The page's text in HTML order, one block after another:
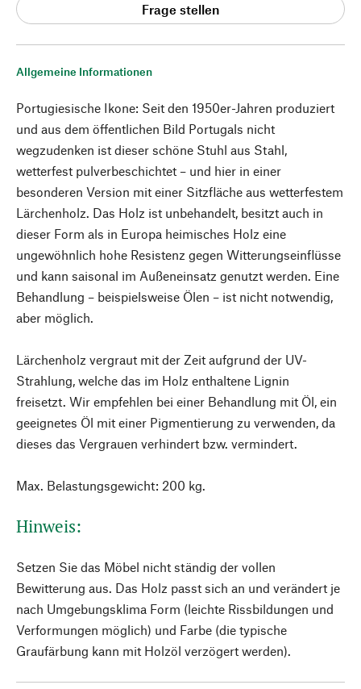
Allgemeine Informationen
Portugiesische Ikone: Seit den 1950er-Jahren produziert
und aus dem öffentlichen Bild Portugals nicht
wegzudenken ist dieser schöne Stuhl aus Stahl,
wetterfest pulverbeschichtet – und hier in einer
besonderen Version mit einer Sitzfläche aus wetterfestem
Lärchenholz. Das Holz ist unbehandelt, besitzt auch in
dieser Form als in Europa heimisches Holz eine
ungewöhnlich hohe Resistenz gegen Witterungseinflüsse
und kann saisonal im Außeneinsatz genutzt werden. Eine
Behandlung – beispielsweise Ölen – ist nicht notwendig,
aber möglich.
Lärchenholz vergraut mit der Zeit aufgrund der UV-
Strahlung, welche das im Holz enthaltene Lignin
freisetzt. Wir empfehlen bei einer Behandlung mit Öl, ein
geeignetes Öl mit einer Pigmentierung zu verwenden, da
dieses das Vergrauen verhindert bzw. vermindert.
Max. Belastungsgewicht: 200 kg.
Hinweis:
Setzen Sie das Möbel nicht ständig der vollen
Bewitterung aus. Das Holz passt sich an und verändert je
nach Umgebungsklima Form (leichte Rissbildungen und
Verformungen möglich) und Farbe (die typische
Graufärbung kann mit Holzöl verzögert werden).
Frage stellen